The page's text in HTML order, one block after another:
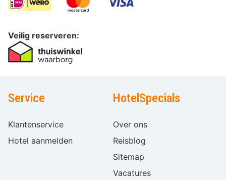
Veilig reserveren:
Service
Klantenservice
Hotel aanmelden
HotelSpecials
Over ons
Reisblog
Sitemap
Vacatures